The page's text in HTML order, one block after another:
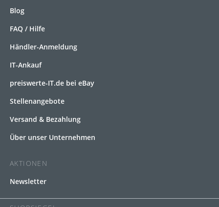
Blog
FAQ / Hilfe
Händler-Anmeldung
IT-Ankauf
preiswerte-IT.de bei eBay
Stellenangebote
Versand & Bezahlung
Über unser Unternehmen
AKTIONEN
Newsletter